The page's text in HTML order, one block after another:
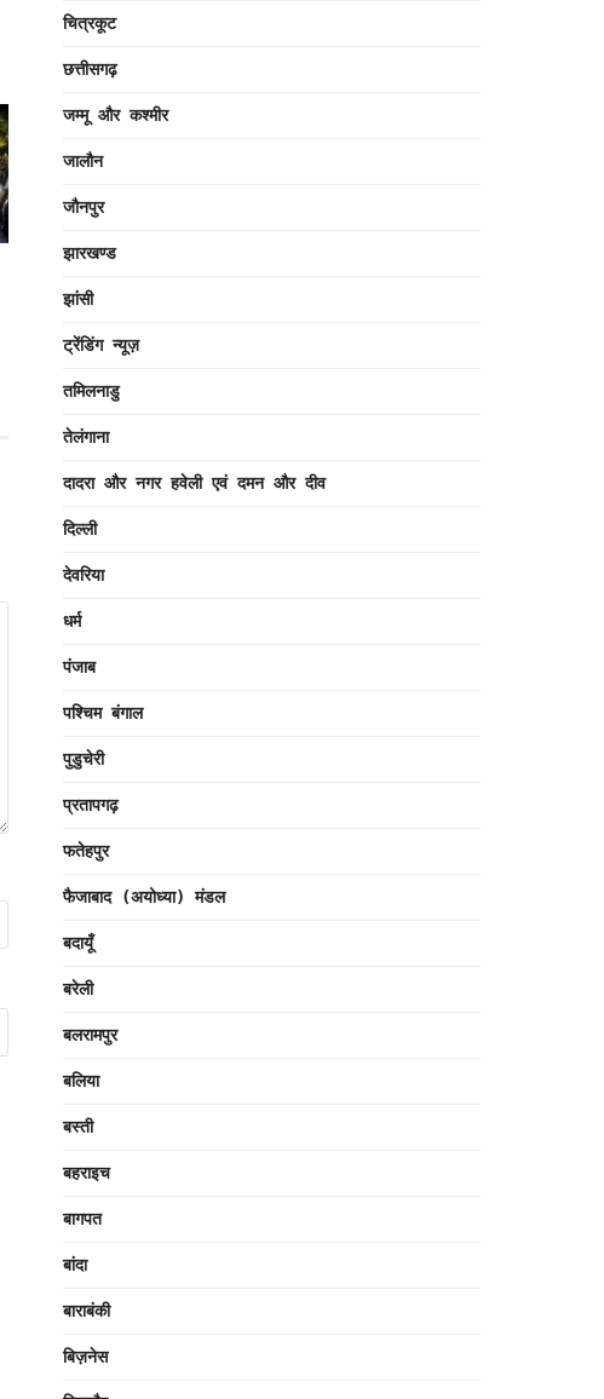
चित्रकूट
छत्तीसगढ़
जम्मू और कश्मीर
जालौन
जौनपुर
झारखण्ड
झांसी
ट्रेंडिंग न्यूज़
तमिलनाडु
तेलंगाना
दादरा और नगर हवेली एवं दमन और दीव
दिल्ली
देवरिया
धर्म
पंजाब
पश्चिम बंगाल
पुडुचेरी
प्रतापगढ़
फतेहपुर
फैजाबाद (अयोध्या) मंडल
बदायूँ
बरेली
बलरामपुर
बलिया
बस्ती
बहराइच
बागपत
बांदा
बाराबंकी
बिज़नेस